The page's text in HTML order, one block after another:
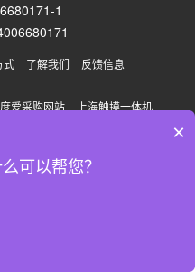
1
式 了解我们 反馈信息
爱采购网站 上海触摸一体机
号-1
×
可以帮您？